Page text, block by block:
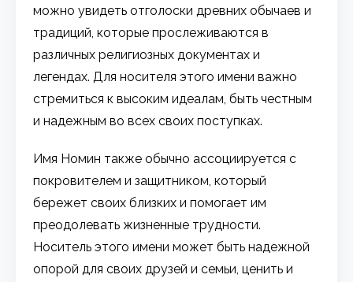
можно увидеть отголоски древних обычаев и
традиций, которые прослеживаются в
различных религиозных документах и
легендах. Для носителя этого имени важно
стремиться к высоким идеалам, быть честным
и надежным во всех своих поступках.
Имя Номин также обычно ассоциируется с
покровителем и защитником, который
бережет своих близких и помогает им
преодолевать жизненные трудности.
Носитель этого имени может быть надежной
опорой для своих друзей и семьи, ценить и